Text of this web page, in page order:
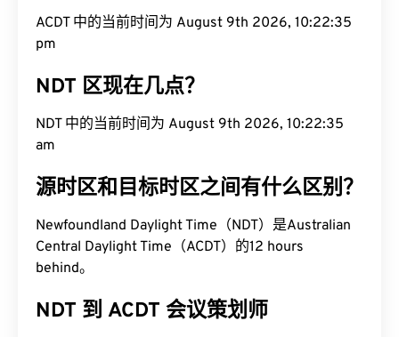
ACDT 中的当前时间为 August 9th 2026, 10:22:35
pm
NDT 区现在几点？
NDT 中的当前时间为 August 9th 2026, 10:22:35
am
源时区和目标时区之间有什么区别？
Newfoundland Daylight Time（NDT）是Australian
Central Daylight Time（ACDT）的12 hours
behind。
NDT 到 ACDT 会议策划师